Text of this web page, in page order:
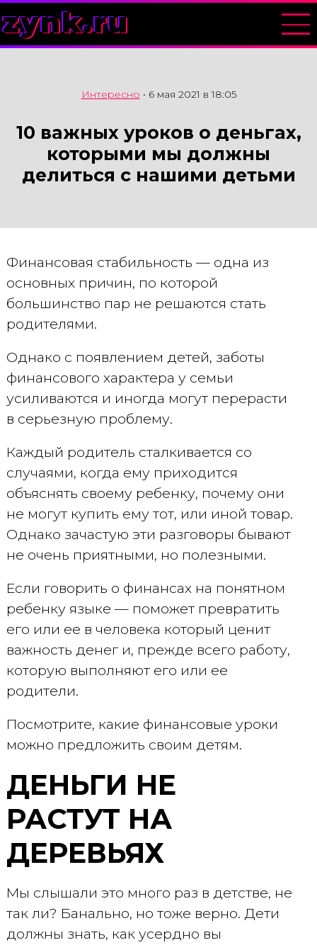
zynk.ru
Интересно • 6 мая 2021 в 18:05
10 важных уроков о деньгах,
которыми мы должны
делиться с нашими детьми
Финансовая стабильность — одна из
основных причин, по которой
большинство пар не решаются стать
родителями.
Однако с появлением детей, заботы
финансового характера у семьи
усиливаются и иногда могут перерасти
в серьезную проблему.
Каждый родитель сталкивается со
случаями, когда ему приходится
объяснять своему ребенку, почему они
не могут купить ему тот, или иной товар.
Однако зачастую эти разговоры бывают
не очень приятными, но полезными.
Если говорить о финансах на понятном
ребенку языке — поможет превратить
его или ее в человека который ценит
важность денег и, прежде всего работу,
которую выполняют его или ее
родители.
Посмотрите, какие финансовые уроки
можно предложить своим детям.
ДЕНЬГИ НЕ
РАСТУТ НА
ДЕРЕВЬЯХ
Мы слышали это много раз в детстве, не
так ли? Банально, но тоже верно. Дети
должны знать, как усердно вы